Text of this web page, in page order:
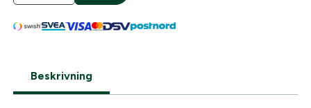
Beskrivning
automatiskt enligt dina inställningar.
E-postadress:
Fyll i din e-post adress nedan så kontaktar vi dig